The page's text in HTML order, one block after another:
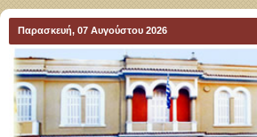
Παρασκευή, 07 Αυγούστου 2026